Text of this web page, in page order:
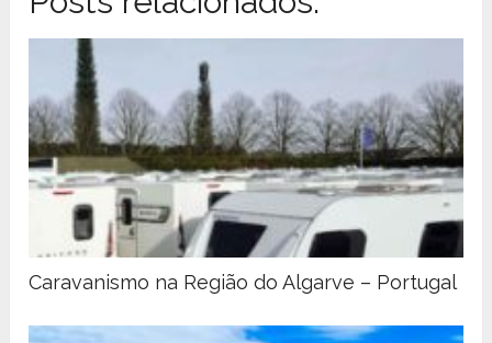
Caravanismo na Região do Algarve – Portugal